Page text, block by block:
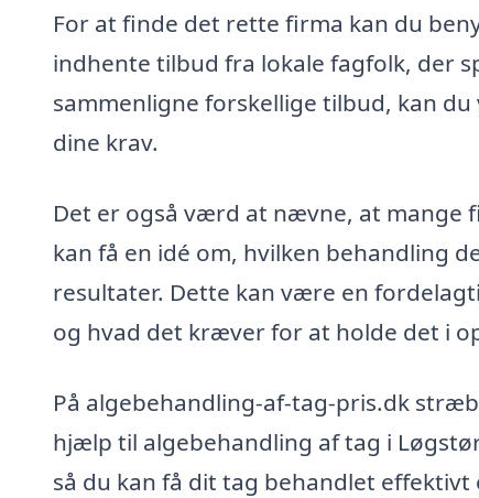
For at finde det rette firma kan du
indhente tilbud fra lokale fagfolk, der
sammenligne forskellige tilbud, kan
dine krav.
Det er også værd at nævne, at mange
kan få en idé om, hvilken behandling
resultater. Dette kan være en
og hvad det kræver for at holde det i
På algebehandling-af-tag-pris.dk
hjælp til algebehandling af tag i
så du kan få dit tag behandlet